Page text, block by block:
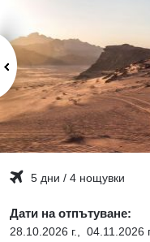
5 дни / 4 нощувки
Дати на отпътуване:
28.10.2026 г., 04.11.2026